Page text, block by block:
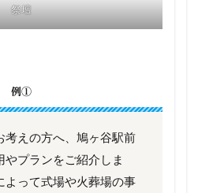
祭壇
例①
考えの方へ、鳩ヶ谷駅前
プランをご紹介しま
よって式場や火葬場の事